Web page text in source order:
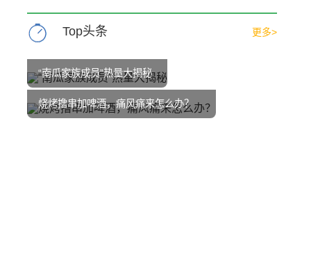
Top头条 更多>
“南瓜家族成员”热量大揭秘
烧烤撸串加啤酒，痛风痛来怎么办？